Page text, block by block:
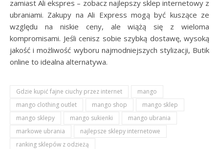
zamiast Ali ekspres – zobacz najlepszy sklep internetowy z
ubraniami. Zakupy na Ali Express mogą być kuszące ze
względu na niskie ceny, ale wiążą się z wieloma
kompromisami. Jeśli cenisz sobie szybką dostawę, wysoką
jakość i możliwość wyboru najmodniejszych stylizacji, Butik
online to idealna alternatywa.
Gdzie kupić fajne ciuchy przez internet
mango
mango clothing outlet
mango shop
mango sklep
mango sklepy
mango sukienki
mango ubrania
markowe ubrania
najlepsze sklepy internetowe
ranking sklepów z odzieżą